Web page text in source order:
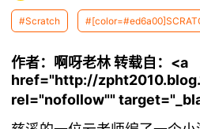
#Scratch
作者：啊呀老林 转载自：<a
href="http://
rel="nofollow""